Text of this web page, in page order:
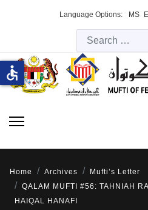
Language Options: MS
Home Archives
Mufti’s Letter
QALAM MUFTI #56: TAHNIAH
HAIQAL HANAFI
accessible